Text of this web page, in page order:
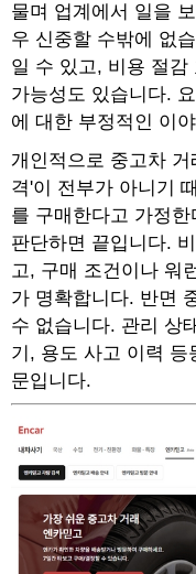
물며 업계에서 일을
우 신중할 수밖에 없
일 수 있고, 비용 절감
가능성도 있습니다.
에 대한 부정적인 이
개인적으로 중고차
격'이 전부가 아니기
를 구매한다고 가정
판단하면 끝입니다.
고, 구매 조건이나 워
가 명확합니다. 반면
수 없습니다. 관리 상
기, 용도 사고 이력 등
문입니다.